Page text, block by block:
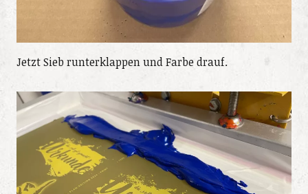
Jetzt Sieb runterklappen und Farbe drauf.